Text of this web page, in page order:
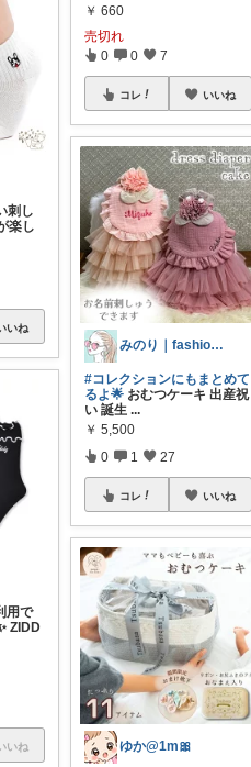
刺し
楽し
いね
用で
ZIDD
いね
￥ 660
売切れ
0 0 7
コレ いいね
みのり｜fashion暮らしꕤ︎︎·͜·
#コレクションにもまとめて
るよ🌟 おむつケーキ 出産祝
い 誕生 ...
￥ 5,500
0 1 27
コレ いいね
ゆか@1m🎀